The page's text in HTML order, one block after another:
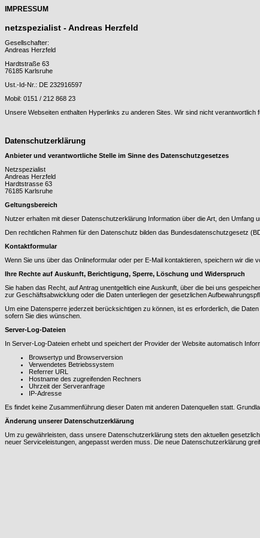
IMPRESSUM
netzspezialist - Andreas Herzfeld
Gesellschafter:
Andreas Herzfeld
Hardtstraße 63
76185 Karlsruhe
Ust.-Id-Nr.: DE 232916597
Mobil: 0151 / 212 868 23
Unsere Webseiten enthalten Hyperlinks zu anderen Sites. Wir sind nicht verantwortlich
Datenschutzerklärung
Anbieter und verantwortliche Stelle im Sinne des Datenschutzgesetzes
Netzspezialist
Andreas Herzfeld
Hardtstrasse 63
76185 Karlsruhe
Geltungsbereich
Nutzer erhalten mit dieser Datenschutzerklärung Information über die Art, den
Den rechtlichen Rahmen für den Datenschutz bilden das Bundesdatenschutzgesetz
Kontaktformular
Wenn Sie uns über das Onlineformular oder per E-Mail kontaktieren, speichern wir die
Ihre Rechte auf Auskunft, Berichtigung, Sperre, Löschung und Widerspruch
Sie haben das Recht, auf Antrag unentgeltlich eine Auskunft, über die bei uns
zur Geschäftsabwicklung oder die Daten unterliegen der gesetzlichen
Um eine Datensperre jederzeit berücksichtigen zu können, ist es erforderlich, die
sofern Sie dies wünschen.
Server-Log-Dateien
In Server-Log-Dateien erhebt und speichert der Provider der Website automatisch
Browsertyp und Browserversion
Verwendetes Betriebssystem
Referrer URL
Hostname des zugreifenden Rechners
Uhrzeit der Serveranfrage
IP-Adresse
Es findet keine Zusammenführung dieser Daten mit anderen Datenquellen statt.
Änderung unserer Datenschutzerklärung
Um zu gewährleisten, dass unsere Datenschutzerklärung stets den aktuellen
neuer Serviceleistungen, angepasst werden muss. Die neue Datenschutzerklärung